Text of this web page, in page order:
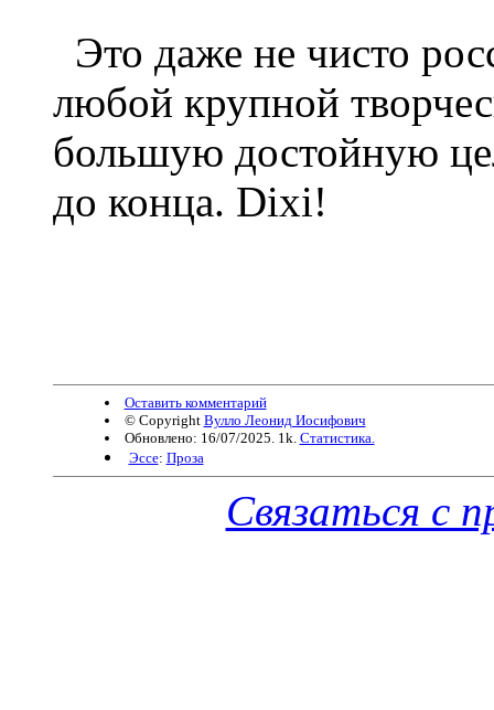
Это даже не чисто
любой крупной
большую достойную
до конца. Dixi!
Оставить комментарий
© Copyright Вулло Леонид Иосифович
Обновлено: 16/07/2025. 1k. Статистика.
Эссе: Проза
Связаться с